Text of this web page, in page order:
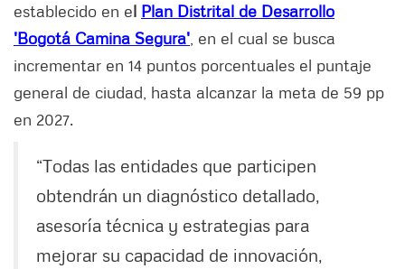
establecido en el Plan Distrital de Desarrollo
'Bogotá Camina Segura' , en el cual se busca
incrementar en 14 puntos porcentuales el puntaje
general de ciudad, hasta alcanzar la meta de 59 pp
en 2027.
“Todas las entidades que participen
obtendrán un diagnóstico detallado,
asesoría técnica y estrategias para
mejorar su capacidad de innovación,